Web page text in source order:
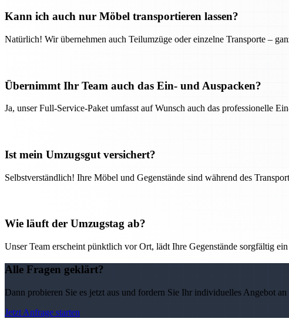
Kann ich auch nur Möbel transportieren lassen?
Natürlich! Wir übernehmen auch Teilumzüge oder einzelne Transporte –
Übernimmt Ihr Team auch das Ein- und Auspacken?
Ja, unser Full-Service-Paket umfasst auf Wunsch auch das professionelle
Ist mein Umzugsgut versichert?
Selbstverständlich! Ihre Möbel und Gegenstände sind während des
Wie läuft der Umzugstag ab?
Unser Team erscheint pünktlich vor Ort, lädt Ihre Gegenstände sorgfältig
Alle Fragen geklärt?
Dann probieren Sie es jetzt aus und fordern Sie Ihr individuelles Angebot
Jetzt Anfrage starten